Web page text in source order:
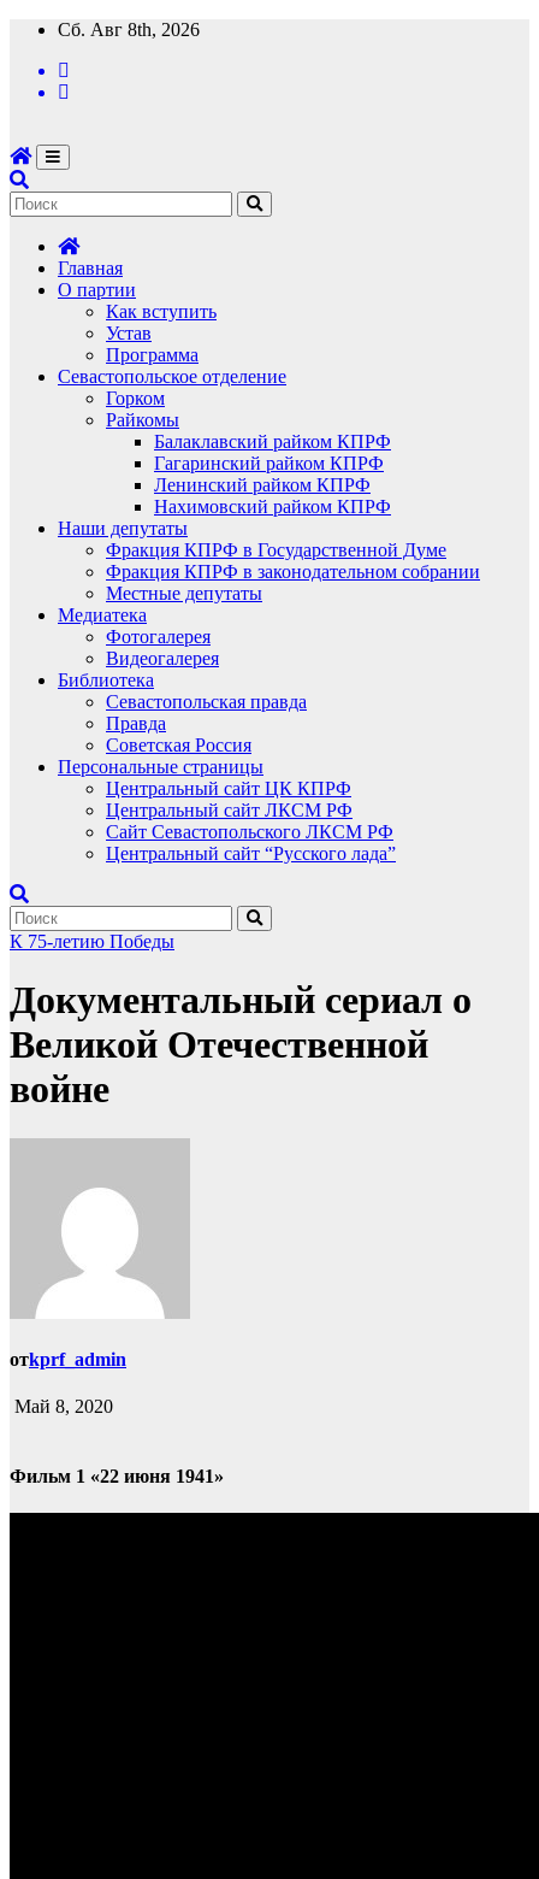
Перейти
содержимому
Сб. Авг 8th, 2026
Главная
О партии
Как вступить
Устав
Программа
Севастопольское отделение
Горком
Райкомы
Балаклавский райком КПРФ
Гагаринский райком КПРФ
Ленинский райком КПРФ
Нахимовский райком КПРФ
Наши депутаты
Фракция КПРФ в Государственной Думе
Фракция КПРФ в законодательном собрании
Местные депутаты
Медиатека
Фотогалерея
Видеогалерея
Библиотека
Севастопольская правда
Правда
Советская Россия
Персональные страницы
Центральный сайт ЦК КПРФ
Центральный сайт ЛКСМ РФ
Сайт Севастопольского ЛКСМ РФ
Центральный сайт “Русского лада”
К 75-летию Победы
Документальный сериал о
Великой Отечественной
войне
отkprf_admin
Май 8, 2020
Фильм 1 «22 июня 1941»